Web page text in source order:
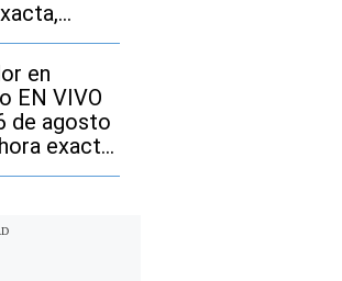
y dónde
sismo
en
EN VIVO
de agosto
exacta,
y dónde